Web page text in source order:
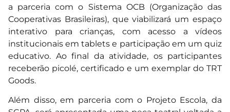
a parceria com o Sistema OCB (Organização das
Cooperativas Brasileiras), que viabilizará um espaço
interativo para crianças, com acesso a vídeos
institucionais em tablets e participação em um quiz
educativo. Ao final da atividade, os participantes
receberão picolé, certificado e um exemplar do TRT
Goods.
Além disso, em parceria com o Projeto Escola, da